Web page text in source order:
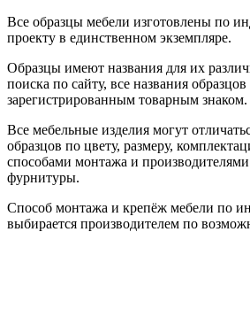
Все образцы мебели изготовлены по
проекту в единственном экземпляре.
Образцы имеют названия для их
поиска по сайту, все названия
зарегистрированным товарным знаком.
Все мебельные изделия могут
образцов по цвету, размеру,
способами монтажа и
фурнитуры.
Способ монтажа и крепёж мебели по
выбирается производителем по